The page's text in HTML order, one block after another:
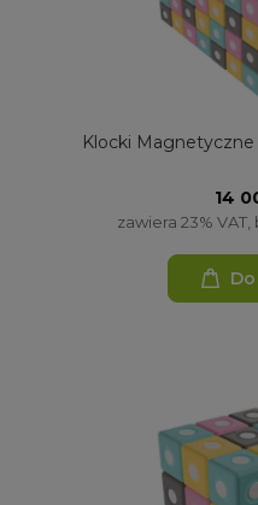
Klocki
14
zawiera 23%